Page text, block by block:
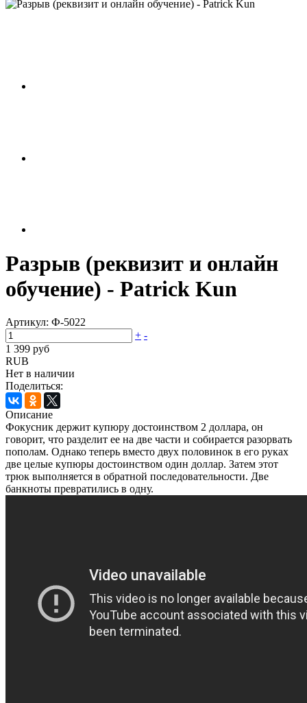
Разрыв (реквизит и онлайн
обучение) - Patrick Kun
Артикул: Ф-5022
+ -
1 399 руб
RUB
Нет в наличии
Поделиться:
Описание
Фокусник держит купюру достоинством 2 доллара, он
говорит, что разделит ее на две части и собирается разорвать
пополам. Однако теперь вместо двух половинок в его руках
две целые купюры достоинством один доллар. Затем этот
трюк выполняется в обратной последовательности. Две
банкноты превратились в одну.